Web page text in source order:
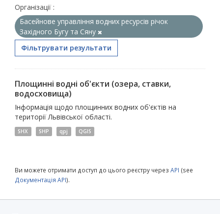
Організації :
Басейнове управління водних ресурсів річок
Західного Бугу та Сяну
Фільтрувати результати
Площинні водні об'єкти (озера, ставки,
водосховища)
Інформація щодо площинних водних об'єктів на
території Львівської області.
SHX SHP qpj QGIS
Ви можете отримати доступ до цього реєстру через API (see
Документація API).